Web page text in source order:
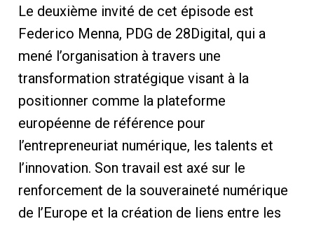
Le deuxième invité de cet épisode est
Federico Menna, PDG de 28Digital, qui a
mené l’organisation à travers une
transformation stratégique visant à la
positionner comme la plateforme
européenne de référence pour
l’entrepreneuriat numérique, les talents et
l’innovation. Son travail est axé sur le
renforcement de la souveraineté numérique
de l’Europe et la création de liens entre les